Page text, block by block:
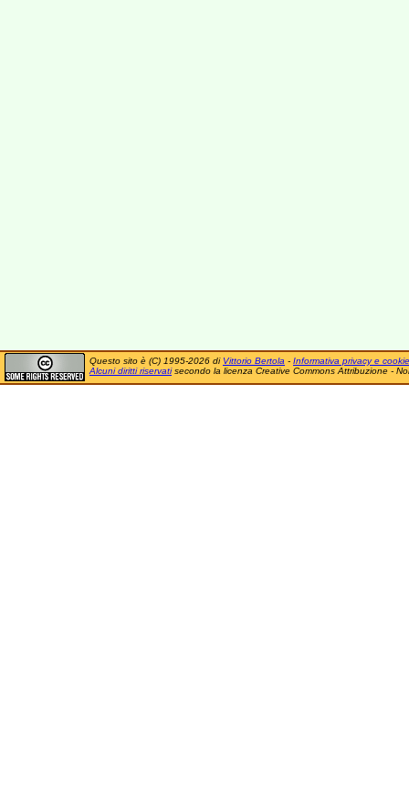
Questo sito è (C) 1995-2026 di Vittorio Bertola - Informativa privacy e cookie
Alcuni diritti riservatisecondo la licenza Creative Commons Attribuzione -